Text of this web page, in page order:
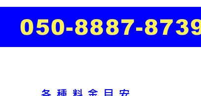
050-8887-